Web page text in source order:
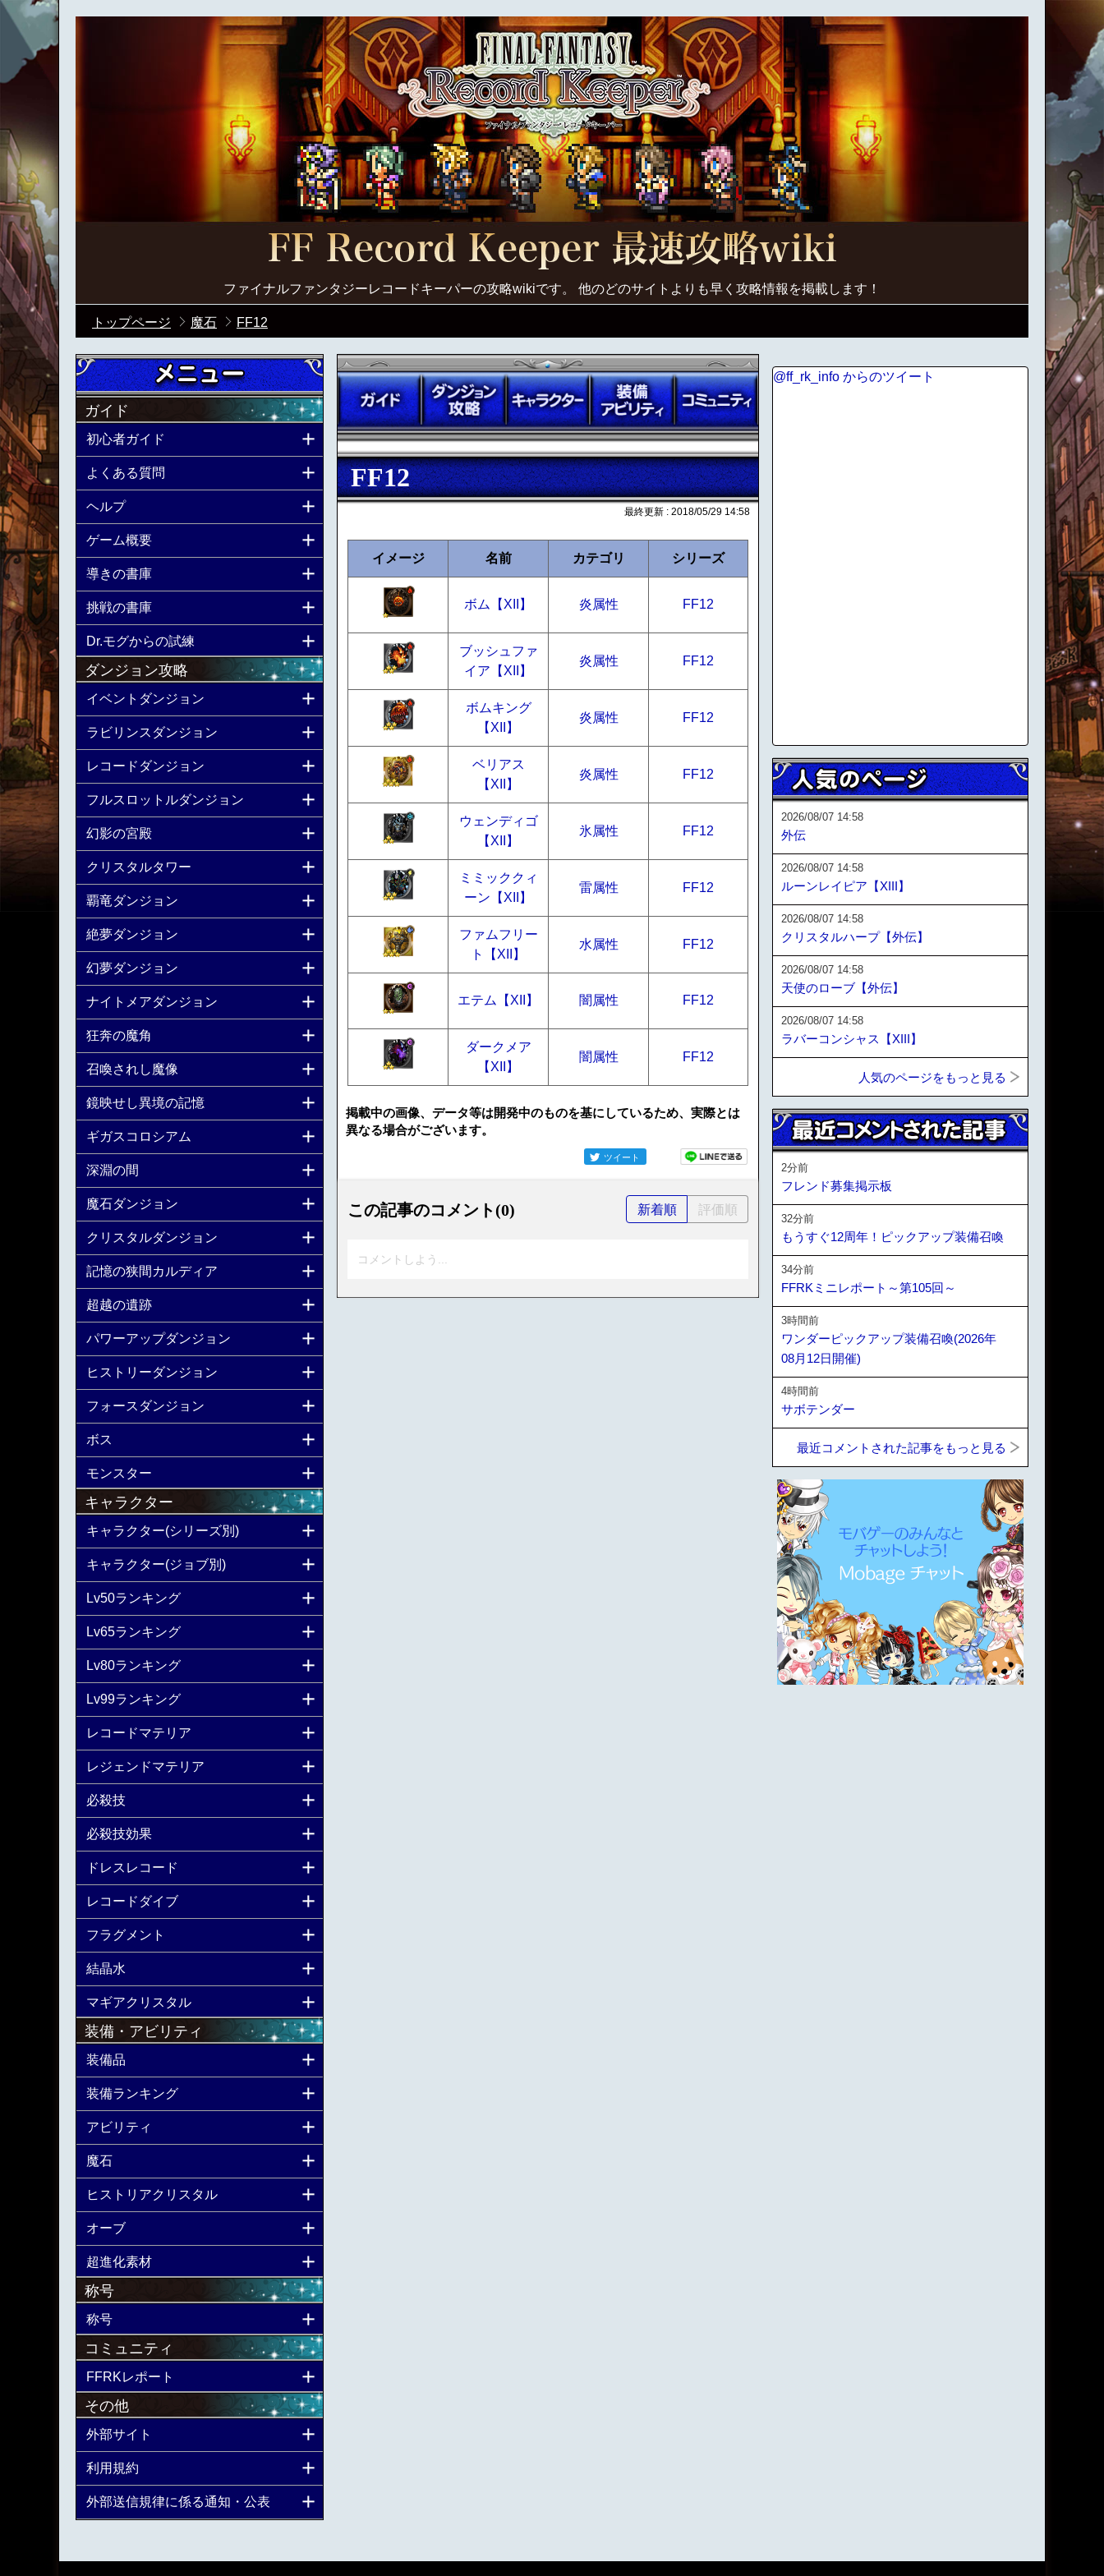
ファイナルファンタジーレコードキーパーの攻略wikiです。 他のどのサイトよりも早く攻略情報を掲載します！
トップページ 魔石 FF12
FF12
最終更新 : 2018/05/29 14:58
イメージ 名前 カテゴリ シリーズ
ボム【XII】 炎属性 FF12
ブッシュファ
イア【XII】
炎属性 FF12
ボムキング
【XII】
炎属性 FF12
ベリアス
【XII】
炎属性 FF12
ウェンディゴ
【XII】
氷属性 FF12
ミミッククィ
ーン【XII】
雷属性 FF12
ファムフリー
ト【XII】
水属性 FF12
エテム【XII】 闇属性 FF12
ダークメア
【XII】
闇属性 FF12
掲載中の画像、データ等は開発中のものを基にしているため、実際とは
異なる場合がございます。
ツイート
この記事のコメント(0) 新着順 評価順
コメントしよう...
ガイド
初心者ガイド
よくある質問
ヘルプ
ゲーム概要
導きの書庫
挑戦の書庫
Dr.モグからの試練
ダンジョン攻略
イベントダンジョン
ラビリンスダンジョン
レコードダンジョン
フルスロットルダンジョン
幻影の宮殿
クリスタルタワー
覇竜ダンジョン
絶夢ダンジョン
幻夢ダンジョン
ナイトメアダンジョン
狂奔の魔角
召喚されし魔像
鏡映せし異境の記憶
ギガスコロシアム
深淵の間
魔石ダンジョン
クリスタルダンジョン
記憶の狭間カルディア
超越の遺跡
パワーアップダンジョン
ヒストリーダンジョン
フォースダンジョン
ボス
モンスター
キャラクター
キャラクター(シリーズ別)
キャラクター(ジョブ別)
Lv50ランキング
Lv65ランキング
Lv80ランキング
Lv99ランキング
レコードマテリア
レジェンドマテリア
必殺技
必殺技効果
ドレスレコード
レコードダイブ
フラグメント
結晶水
マギアクリスタル
装備・アビリティ
装備品
装備ランキング
アビリティ
魔石
ヒストリアクリスタル
オーブ
超進化素材
称号
称号
コミュニティ
FFRKレポート
その他
外部サイト
利用規約
外部送信規律に係る通知・公表
@ff_rk_info からのツイート
2026/08/07 14:58
外伝
2026/08/07 14:58
ルーンレイピア【XIII】
2026/08/07 14:58
クリスタルハープ【外伝】
2026/08/07 14:58
天使のローブ【外伝】
2026/08/07 14:58
ラバーコンシャス【XIII】
人気のページをもっと見る
2分前
フレンド募集掲示板
32分前
もうすぐ12周年！ピックアップ装備召喚
34分前
FFRKミニレポート～第105回～
3時間前
ワンダーピックアップ装備召喚(2026年
08月12日開催)
4時間前
サボテンダー
最近コメントされた記事をもっと見る